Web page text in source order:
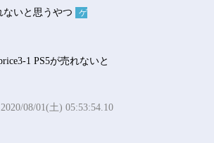
ゲ
2020/08/01(土) 05:53:54.10